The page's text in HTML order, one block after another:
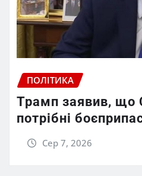
ПОЛІТИКА
Трамп заявив,
потрібні
Сер 7, 2026